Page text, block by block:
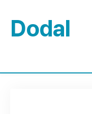
Dodal